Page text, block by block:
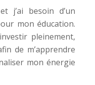
j’ai besoin d’un
mon éducation.
pleinement,
de m’apprendre
mon énergie